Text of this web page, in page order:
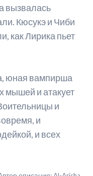
вызвалась
Кюсукэ и Чиби
как Лирика пьет
юная вампирша
мышей и атакует
и
и
и всех